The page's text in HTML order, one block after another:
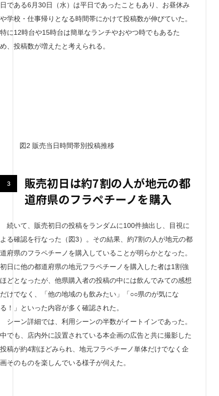
日である6月30日（水）は平日であったこともあり、お昼休み
や学校・仕事帰りとなる時間帯にかけて投稿数が伸びていた。
特に12時台や15時台は簡単なランチやおやつ時でもあるた
め、投稿数が増えたと考えられる。
図2 販売当日時間帯別投稿推移
販売初日は約7割の人が地元の都
道府県のフラペチーノを購入
続いて、販売初日の投稿をランダムに100件抽出し、目視に
よる確認を行なった（図3）。その結果、約7割の人が地元の都
道府県のフラペチーノを購入していることが明らかとなった。
初日に他の都道府県の地元フラペチーノを購入した者は1割強
ほどとなったが、他県購入者の投稿の中には飲んでみての感想
だけでなく、「他の地域のも飲みたい」「○○県のが気にな
る！」といった内容が多く確認された。
シーン詳細では、利用シーンの半数がイートインであった。
中でも、店内外に設置されている本企画の広告と共に撮影した
投稿が約4割ほどみられ、地元フラペチーノ単体だけでなく企
画そのものを楽しんでいる様子が伺えた。